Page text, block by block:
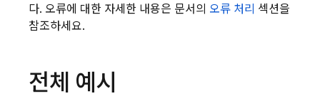
다. 오류에 대한 자세한 내용은 문서의 오류 처리 섹션을
참조하세요.
전체 예시